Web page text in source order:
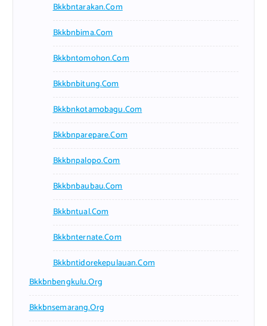
Bkkbntarakan.com
Bkkbnbima.com
Bkkbntomohon.com
Bkkbnbitung.com
Bkkbnkotamobagu.com
Bkkbnparepare.com
Bkkbnpalopo.com
Bkkbnbaubau.com
Bkkbntual.com
Bkkbnternate.com
Bkkbntidorekepulauan.com
Bkkbnbengkulu.org
Bkkbnsemarang.org